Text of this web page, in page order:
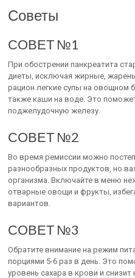
Советы
СОВЕТ №1
При обострении панкреатита
диеты, исключая жирные,
рацион легкие супы на овощном
также каши на воде. Это поможет
поджелудочную железу.
СОВЕТ №2
Во время ремиссии можно
разнообразных продуктов, но
организма. Включайте в меню
отварные овощи и фрукты,
вариантов.
СОВЕТ №3
Обратите внимание на режим
порциями 5-6 раз в день. Это
уровень сахара в крови и